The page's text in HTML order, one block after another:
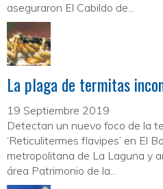
aseguraron El Cabildo de...
La plaga de termitas
19 Septiembre 2019
Detectan un nuevo foco de la
‘Reticulitermes flavipes’ en El
metropolitana de La Laguna y
área Patrimonio de la...